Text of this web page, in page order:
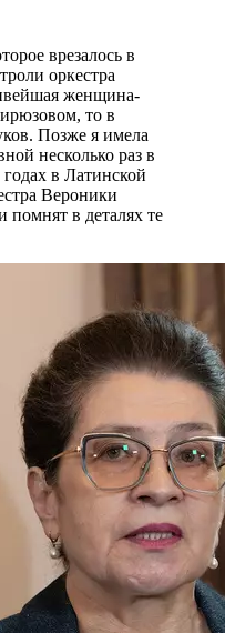
врезалось в
оркестра
женщина-
то в
Позже я имела
несколько раз в
в Латинской
Вероники
в деталях те